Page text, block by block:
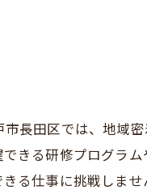
長田区では、地域
きる研修プログラ
る仕事に挑戦しませ